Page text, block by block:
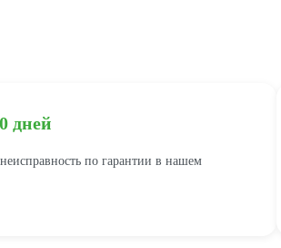
дней
по гарантии в нашем